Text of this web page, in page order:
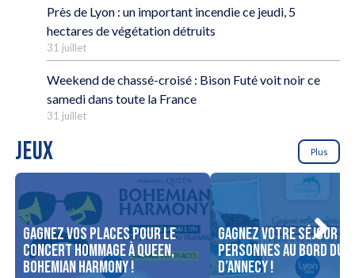
Près de Lyon : un important incendie ce jeudi, 5
hectares de végétation détruits
31 juillet
Weekend de chassé-croisé : Bison Futé voit noir ce
samedi dans toute la France
31 juillet
JEUX Plus
Gagnez vos places pour le
concert Hommage à Queen,
Bohemian Harmony !
Gagnez votre séjour
personnes au bord du
d’Annecy !